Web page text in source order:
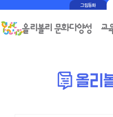
그림동화